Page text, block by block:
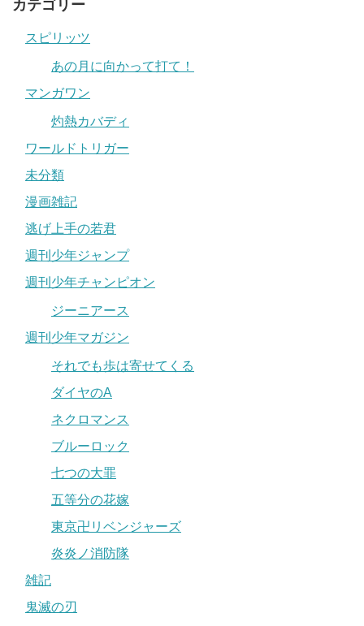
カテゴリー
スピリッツ
あの月に向かって打て！
マンガワン
灼熱カバディ
ワールドトリガー
未分類
漫画雑記
逃げ上手の若君
週刊少年ジャンプ
週刊少年チャンピオン
ジーニアース
週刊少年マガジン
それでも歩は寄せてくる
ダイヤのA
ネクロマンス
ブルーロック
七つの大罪
五等分の花嫁
東京卍リベンジャーズ
炎炎ノ消防隊
雑記
鬼滅の刃